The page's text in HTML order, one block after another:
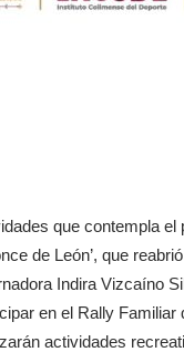
que contempla
de León’, que
Indira Vizcaíno
en el Rally
actividades